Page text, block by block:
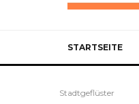
STARTSEITE
Stadtgeflüster